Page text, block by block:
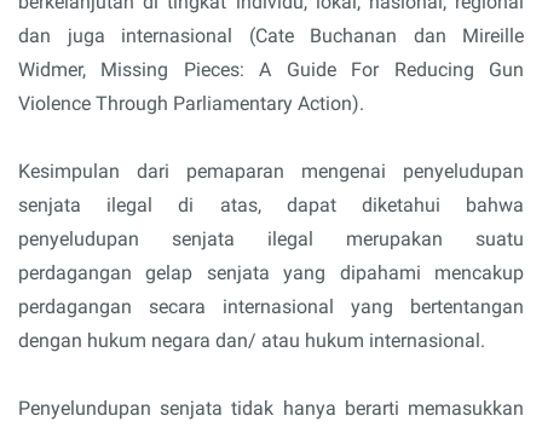
dan juga internasional (Cate Buchanan dan Mireille
Widmer, Missing Pieces: A Guide For Reducing Gun
Violence Through Parliamentary Action).
Kesimpulan dari pemaparan mengenai penyeludupan
senjata ilegal di atas, dapat diketahui bahwa
penyeludupan senjata ilegal merupakan suatu
perdagangan gelap senjata yang dipahami mencakup
perdagangan secara internasional yang bertentangan
dengan hukum negara dan/ atau hukum internasional.
Penyelundupan senjata tidak hanya berarti memasukkan